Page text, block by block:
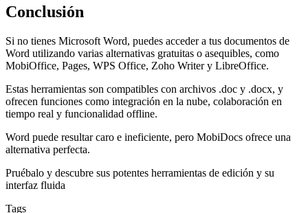
Conclusión
Si no tienes Microsoft Word, puedes acceder a tus documentos de
Word utilizando varias alternativas gratuitas o asequibles, como
MobiOffice, Pages, WPS Office, Zoho Writer y LibreOffice.
Estas herramientas son compatibles con archivos .doc y .docx, y
ofrecen funciones como integración en la nube, colaboración en
tiempo real y funcionalidad offline.
Word puede resultar caro e ineficiente, pero MobiDocs ofrece una
alternativa perfecta.
Pruébalo y descubre sus potentes herramientas de edición y su
interfaz fluida
Tags